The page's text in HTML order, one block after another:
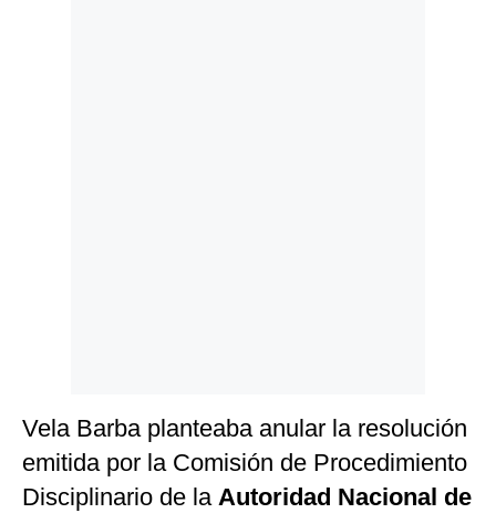
Vela Barba planteaba anular la resolución
emitida por la Comisión de Procedimiento
Disciplinario de la Autoridad Nacional de